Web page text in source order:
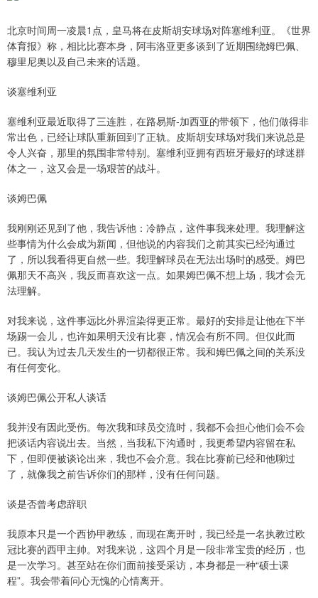
北京时间周一凌晨1点，皇马将在皮斯胡安球场对阵塞维利亚。《世界
体育报》称，相比比赛本身，阿韦洛亚更多谈到了近期围绕姆巴佩、
穆里尼奥以及自己未来的话题。
谈塞维利亚
塞维利亚最近取得了三连胜，在路易斯-加西亚的带领下，他们做得非
常出色，已经让球队重新回到了正轨。皮斯胡安球场对我们来说总是
令人兴奋，那里的氛围非常特别。塞维利亚拥有西班牙最好的球迷群
体之一，这又会是一场艰苦的战斗。
谈姆巴佩
我刚刚还见到了他，我告诉他：冷静点，这件事我来处理。我理解这
些事情为什么会成为新闻，但他说的内容我们之前其实已经沟通过
了，所以我看得更自然一些。我理解球员在无法出场时的感受。姆巴
佩那天不高兴，我反而喜欢这一点。如果姆巴佩不想上场，我才会无
法理解。
对我来说，这件事远比外界渲染得更正常。最好的安排是让他在下半
场踢一会儿，也许如果明天没有比赛，情况会有所不同。但仅此而
已。我认为过去几天发生的一切都很正常。我和姆巴佩之间的关系没
有任何变化。
谈姆巴佩公开私人谈话
我并没有因此受伤。每次我和球员交流时，我都不会担心他们会不会
把谈话内容说出去。当然，当我私下沟通时，我更希望内容留在私
下，但即便被谈论出来，我也不会介意。我在比赛前已经和他聊过
了，就像我之前告诉你们的那样，没有任何问题。
谈是否曾考虑辞职
我原本只是一个西协甲教练，而现在离开时，我已经是一名执教过欧
冠比赛的西甲主帅。对我来说，这四个月是一段非常宝贵的经历，也
是一次学习。甚至站在你们面前接受采访，本身都是一种“硕士课
程”。我会带着问心无愧的心情离开。